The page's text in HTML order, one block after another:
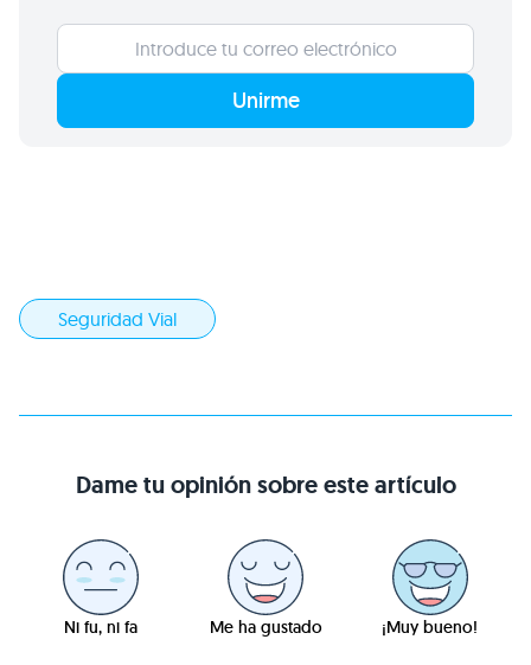
Unirme
Seguridad Vial
Dame tu opinión sobre este artículo
Ni fu, ni fa Me ha gustado ¡Muy bueno!